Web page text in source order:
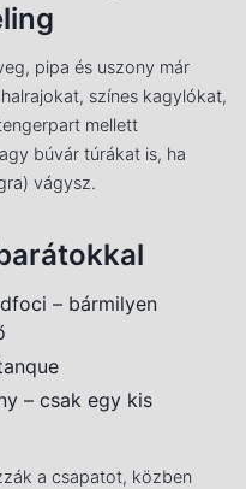
pipa és uszony már
színes kagylókat,
mellett
búvár túrákat is, ha
vágysz.
– bármilyen
– csak egy kis
a csapatot, közben